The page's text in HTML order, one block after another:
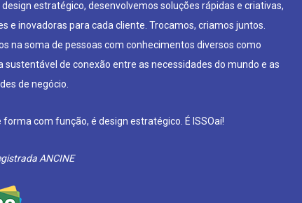
estratégico, desenvolvemos soluções rápidas e criativas,
e inovadoras para cada cliente. Trocamos, criamos juntos.
na soma de pessoas com conhecimentos diversos como
de conexão entre as necessidades do mundo e as
de negócio.
forma com função, é design estratégico. É ISSOaí!
ANCINE